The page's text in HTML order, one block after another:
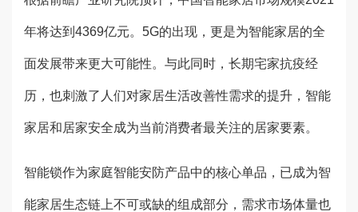
年将达到4369亿元。5G的出现，更是为智能家居的全
面发展带来更大可能性。与此同时，长期宅家抗疫经
历，也刺激了人们对家居生活改善性需求的提升，智能
家居和居家安全成为当前消费者最关注的居家要素。
智能锁作为家庭智能安防产品中的核心单品，已成为智
能家居生态链上不可或缺的组成部分，需求市场体量也